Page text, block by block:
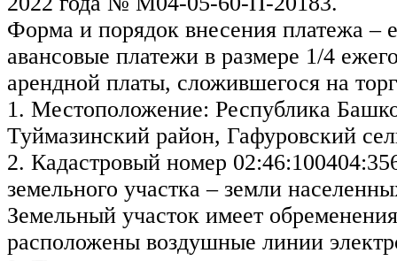
Форма и порядок внесения платежа –
авансовые платежи в размере 1/4
арендной платы, сложившегося на
1. Местоположение: Республика
Туймазинский район, Гафуровский
2. Кадастровый номер
земельного участка – земли
Земельный участок имеет
расположены воздушные линии